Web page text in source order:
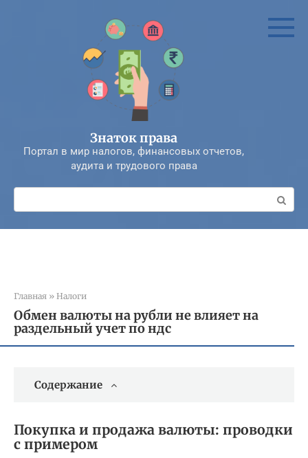
Знаток права
Портал в мир налогов, финансовых отчетов,
аудита и трудового права
Поиск:
Главная » Налоги
Обмен валюты на рубли не влияет на
раздельный учет по ндс
Содержание
Покупка и продажа валюты: проводки
с примером